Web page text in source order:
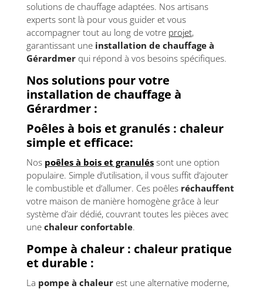
solutions de chauffage adaptées. Nos artisans
experts sont là pour vous guider et vous
accompagner tout au long de votre projet,
garantissant une installation de chauffage à
Gérardmerqui répond à vos besoins spécifiques.
Nos solutions pour votre
installation de chauffage à
Gérardmer :
Poêles à bois et granulés : chaleur
simple et efficace:
Nos poêles à bois et granuléssont une option
populaire. Simple d’utilisation, il vous suffit d’ajouter
le combustible et d’allumer. Ces poêles réchauffent
votre maison de manière homogène grâce à leur
système d’air dédié, couvrant toutes les pièces avec
une chaleur confortable.
Pompe à chaleur : chaleur pratique
et durable :
La pompe à chaleurest une alternative moderne,